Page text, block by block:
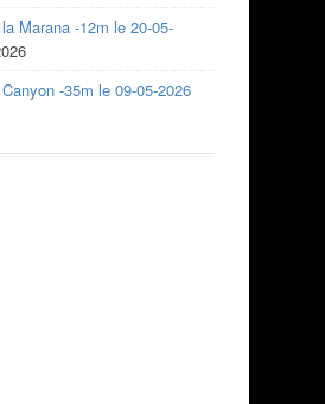
Marana -12m le 20-05-
-35m le 09-05-2026